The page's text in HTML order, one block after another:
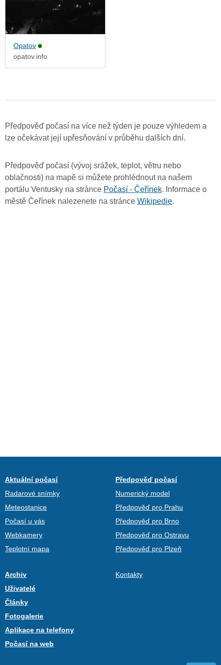
Opatov
opatov.info
Předpověď počasí na více než týden je pouze výhledem a
lze očekávat její upřesňování v průběhu dalších dní.
Předpověď počasí (vývoj srážek, teplot, větru nebo
oblačnosti) na mapě si můžete prohlédnout na našem
portálu Ventusky na stránce Počasí - Čeřínek. Informace o
městě Čeřínek nalezenete na stránce Wikipedie.
Aktuální počasí
Radarové snímky
Meteostanice
Počasí u vás
Webkamery
Teplotní mapa
Předpověď počasí
Numerický model
Předpověď pro Prahu
Předpověď pro Brno
Předpověď pro Ostravu
Předpověď pro Plzeň
Archiv
Uživatelé
Články
Fotogalerie
Aplikace na telefony
Počasí na web
Kontakty